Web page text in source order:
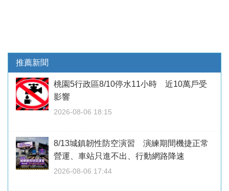
推薦新聞
桃園5行政區8/10停水11小時 近10萬戶受
影響
2026-08-06 18:15
8/13城鎮韌性防空演習 演練期間機捷正常
營運、車站只進不出、行動網路降速
2026-08-06 17:44